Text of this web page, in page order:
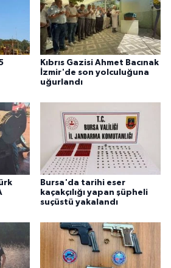
Kıbrıs Gazisi Ahmet Bacınak
İzmir'de son yolculuğuna
uğurlandı
Bursa'da tarihi eser
kaçakçılığı yapan şüpheli
suçüstü yakalandı